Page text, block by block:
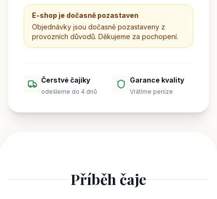
E-shop je dočasně pozastaven
Objednávky jsou dočasně pozastaveny z
provozních důvodů. Děkujeme za pochopení.
Čerstvé čajíky
odešleme do 4 dnů
Garance kvality
Vrátíme peníze
Příběh čaje